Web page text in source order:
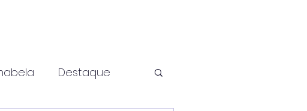
Destaque